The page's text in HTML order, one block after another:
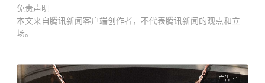
免责声明
本文来自腾讯新闻客户端创作者，不代表腾讯新闻的观点和立
场。
广告